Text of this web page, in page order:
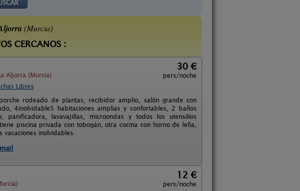
(Murcia)
CERCANOS :
Aljorra (Murcia)
30 €
pers/noche
Libres
rodeado de plantas, recibidor amplio, salón grande con
4inolvidable5 habitaciones amplias y confortables, 2 baños
lavavajillas, microondas y todos los utensilios
piscina privada con tobogán, otra cocina con horno de leña,
inolvidables.
12 €
pers/noche